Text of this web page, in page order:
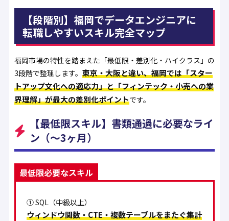
【段階別】福岡でデータエンジニアに
転職しやすいスキル完全マップ
福岡市場の特性を踏まえた「最低限・差別化・ハイクラス」の
3段階で整理します。 東京・大阪と違い、福岡では「スター
トアップ文化への適応力」と「フィンテック・小売への業
界理解」が最大の差別化ポイントです。
【最低限スキル】書類通過に必要なライ
ン（〜3ヶ月）
最低限必要なスキル
① SQL（中級以上）
ウィンドウ関数・CTE・複数テーブルをまたぐ集計